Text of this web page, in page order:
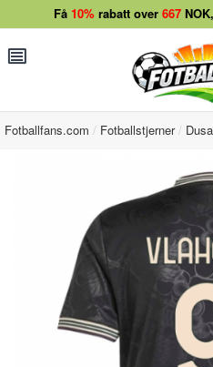
Få 10% rabatt over 667
󰂩
Fotballfans.com Fotballstjerner